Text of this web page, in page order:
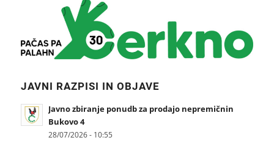
JAVNI RAZPISI IN OBJAVE
Javno zbiranje ponudb za prodajo nepremičnin
Bukovo 4
28/07/2026 - 10:55